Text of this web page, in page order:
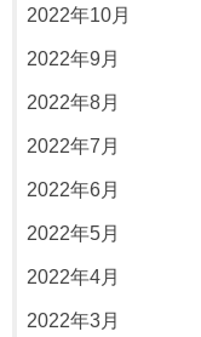
2022年10月
2022年9月
2022年8月
2022年7月
2022年6月
2022年5月
2022年4月
2022年3月